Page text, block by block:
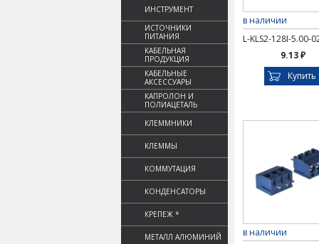
ИНСТРУМЕНТ
ИСТОЧНИКИ
ПИТАНИЯ
КАБЕЛЬНАЯ
ПРОДУКЦИЯ
КАБЕЛЬНЫЕ
АКСЕССУАРЫ
КАПРОЛОН И
ПОЛИАЦЕТАЛЬ
КЛЕММНИКИ
КЛЕММЫ
КОММУТАЦИЯ
КОНДЕНСАТОРЫ
КРЕПЕЖ *
МЕТАЛЛ АЛЮМИНИЙ
в наличии
L-KLS2-128I-5.00-
9.13 ₽
Купить
в наличии